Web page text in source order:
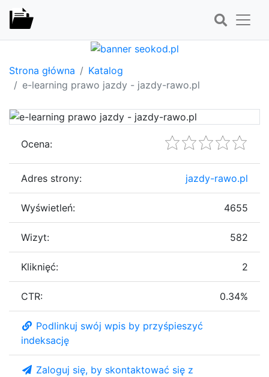
Strona główna
Katalog
e-learning prawo jazdy - jazdy-rawo.pl
Ocena:
Adres strony: jazdy-rawo.pl
Wyświetleń: 4655
Wizyt: 582
Kliknięć: 2
CTR: 0.34%
Podlinkuj swój wpis by przyśpieszyć
indeksację
Zaloguj się, by skontaktować się z